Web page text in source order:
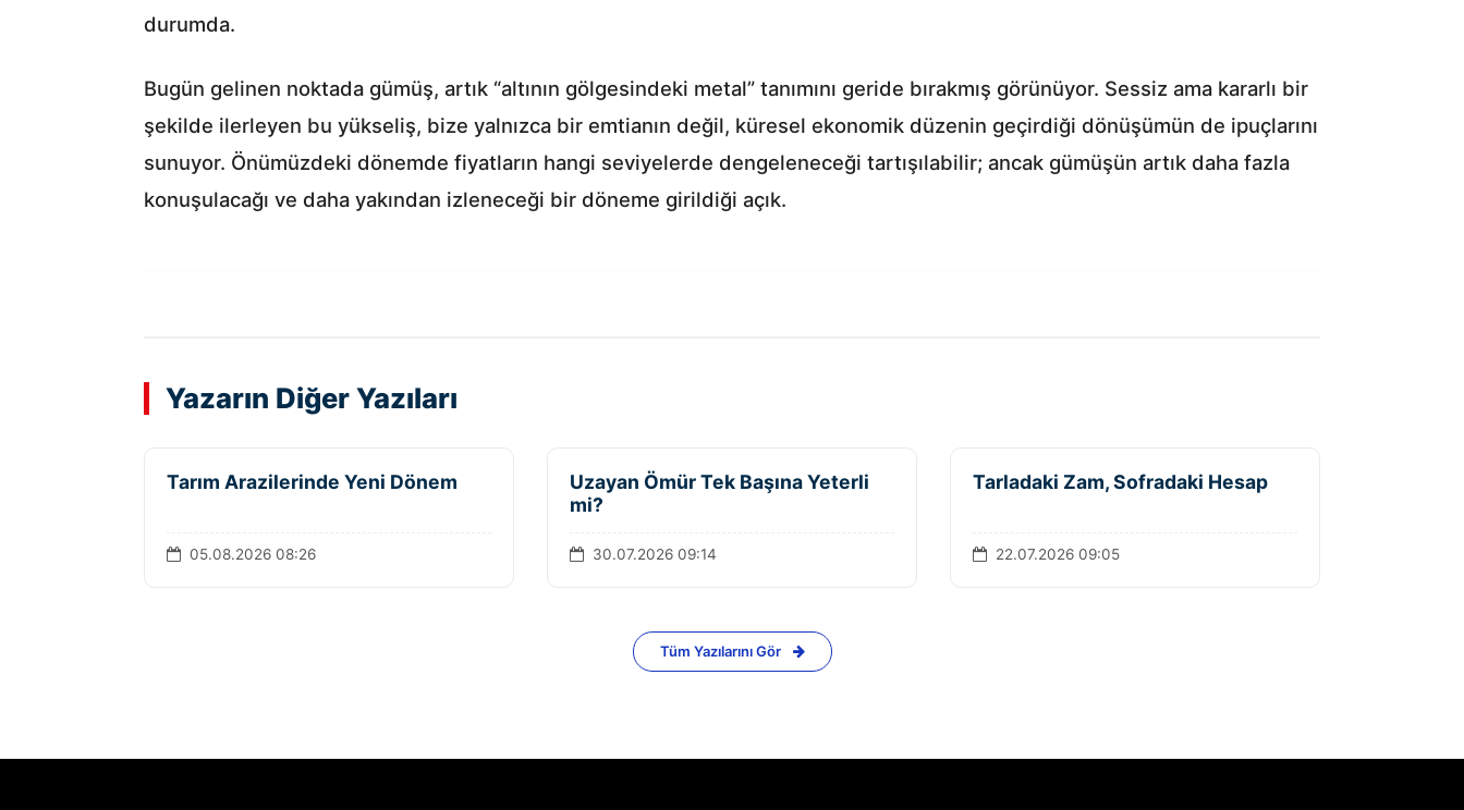
durumda.
Bugün gelinen noktada gümüş, artık “altının gölgesindeki metal” tanımını geride bırakmış görünüyor. Sessiz ama kararlı bir
şekilde ilerleyen bu yükseliş, bize yalnızca bir emtianın değil, küresel ekonomik düzenin geçirdiği dönüşümün de ipuçlarını
sunuyor. Önümüzdeki dönemde fiyatların hangi seviyelerde dengeleneceği tartışılabilir; ancak gümüşün artık daha fazla
konuşulacağı ve daha yakından izleneceği bir döneme girildiği açık.
Yazarın Diğer Yazıları
Tarım Arazilerinde Yeni Dönem
05.08.2026 08:26
Uzayan Ömür Tek Başına Yeterli
mi?
30.07.2026 09:14
Tarladaki Zam, Sofradaki Hesap
22.07.2026 09:05
Tüm Yazılarını Gör